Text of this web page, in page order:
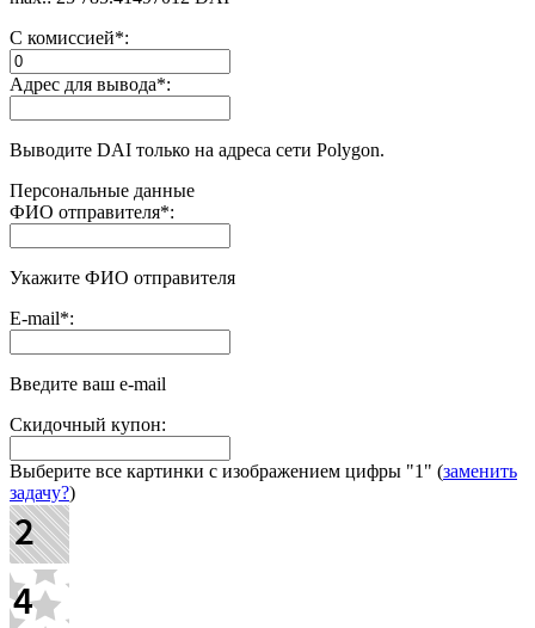
С комиссией*:
Адрес для вывода*:
Выводите DAI только на адреса сети Polygon.
Персональные данные
ФИО отправителя*:
Укажите ФИО отправителя
E-mail*:
Введите ваш e-mail
Скидочный купон:
Выберите все картинки с изображением цифры "1" (заменить
задачу?)